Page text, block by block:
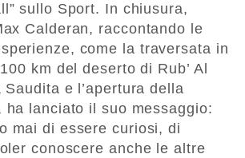
sullo Sport. In chiusura,
Calderan, raccontando le
come la traversata in
km del deserto di Rub’ Al
e l’apertura della
ha lanciato il suo messaggio:
mai di essere curiosi, di
conoscere anche le altre